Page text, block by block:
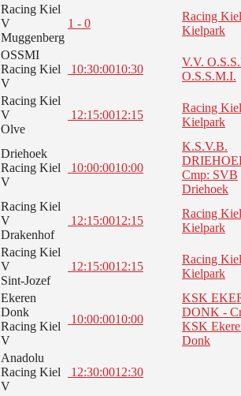
Racing Kiel
V
Muggenberg
1 - 0
Racing
Kielpark
OSSMI
Racing Kiel
V
10:30:0010:30
V.V.
O.S.S.M.I.
Racing Kiel
V
Olve
12:15:0012:15
Racing
Kielpark
Driehoek
Racing Kiel
V
10:00:0010:00
K.S.V.B.
Cmp: SVB
Driehoek
Racing Kiel
V
Drakenhof
12:15:0012:15
Racing
Kielpark
Racing Kiel
V
Sint-Jozef
12:15:0012:15
Racing
Kielpark
Ekeren
Donk
Racing Kiel
V
10:00:0010:00
KSK
DONK -
KSK
Donk
Anadolu
Racing Kiel
V
12:30:0012:30